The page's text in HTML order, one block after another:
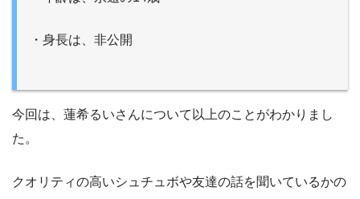
・身長は、非公開
今回は、蓮希るいさんについて以上のことがわかりまし
た。
クオリティの高いシュチュボや友達の話を聞いているかの